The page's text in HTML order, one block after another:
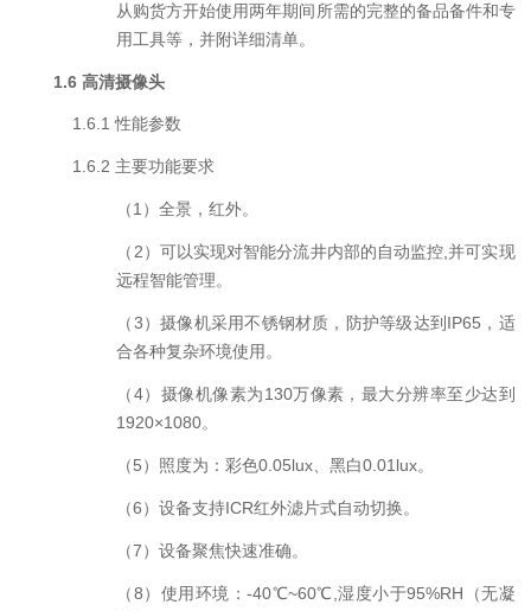
从购货方开始使用两年期间所需的完整的备品备件和专
用工具等，并附详细清单。
1.6高清摄像头
1.6 1性能参数
1.6 .2 主要功能要求
（1 ）全景，红外。
（ 2）可以实现对智能分流井内部的自动监控 并可实现
远程智能管理。
（3）摄像机采用不锈钢材质，防护等级达到 IP65 ，适
合各种复杂环境使用。
（4）摄像机像素为130万像素，最大分辨率至少达到
1920×1080。
（5） 照度为：彩色0.05lux 、黑白0.01lux。
（6）设备支持ICR红外滤片式自动切换。
（7）设备聚焦快速准确。
（8）使用环境：-40℃~60℃ 湿度小于95%RH （无凝